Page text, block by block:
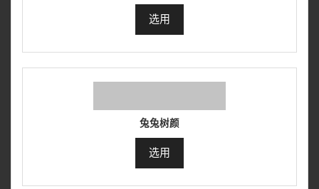
选用
兔兔树颜
选用